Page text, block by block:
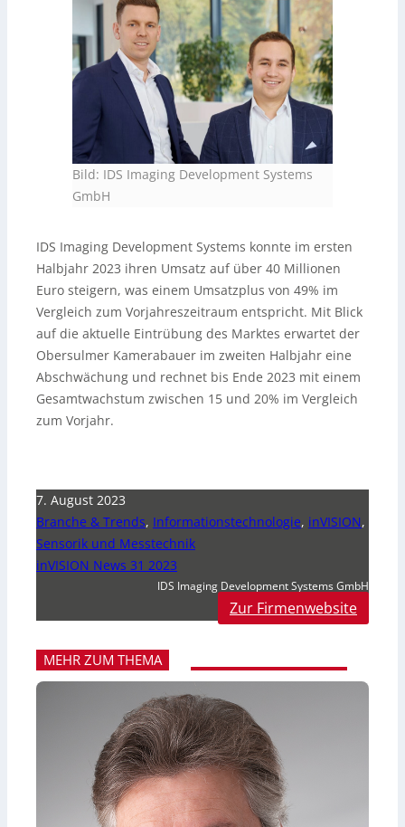
Bild: IDS Imaging Development Systems
GmbH
IDS Imaging Development Systems konnte im ersten
Halbjahr 2023 ihren Umsatz auf über 40 Millionen
Euro steigern, was einem Umsatzplus von 49% im
Vergleich zum Vorjahreszeitraum entspricht. Mit Blick
auf die aktuelle Eintrübung des Marktes erwartet der
Obersulmer Kamerabauer im zweiten Halbjahr eine
Abschwächung und rechnet bis Ende 2023 mit einem
Gesamtwachstum zwischen 15 und 20% im Vergleich
zum Vorjahr.
7. August 2023
Branche & Trends, Informationstechnologie, inVISION,
Sensorik und Messtechnik
inVISION News 31 2023
IDS Imaging Development Systems GmbH
Zur Firmenwebsite
MEHR ZUM THEMA